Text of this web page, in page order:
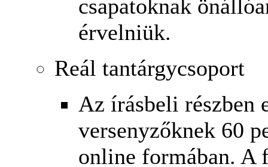
csapatoknak
érvelniük.
Reál tantárgycsoport
Az írásbeli részben
versenyzőknek 60
online formában. A